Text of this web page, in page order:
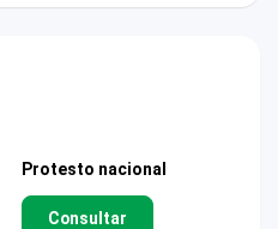
Protesto nacional
Consultar